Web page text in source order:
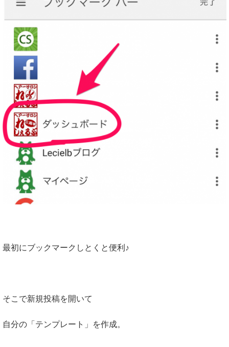
最初にブックマークしとくと便利♪
そこで新規投稿を開いて
自分の「テンプレート」を作成。